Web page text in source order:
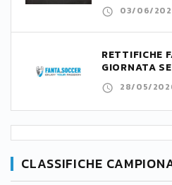
03/06/
RETTIFICHE
GIORNATA
28/05/
CLASSIFICHE